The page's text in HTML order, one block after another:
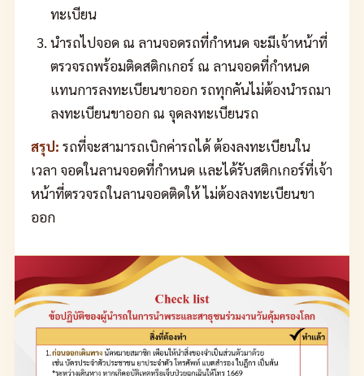
ทะเบียน
นำรถไปจอด ณ ลานจอดรถที่กำหนด จะมีเจ้าหน้าที่
ตรวจรถพร้อมติดสติกเกอร์ ณ ลานจอดที่กำหนด
แทนการลงทะเบียนขาออก รถทุกคันไม่ต้องนำรถมา
ลงทะเบียนขาออก ณ จุดลงทะเบียนรถ
สรุป: รถที่จะสามารถเบิกค่ารถได้ ต้องลงทะเบียนใน
เวลา จอดในลานจอดที่กำหนด และได้รับสติกเกอร์ที่เจ้า
หน้าที่ตรวจรถในลานจอดติดให้ ไม่ต้องลงทะเบียนขา
ออก